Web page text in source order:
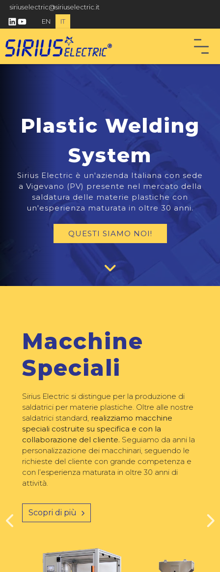
siriuselectric@siriuselectric.it
linkedin
youtube
EN IT
Plastic Welding
System
Sirius Electric è un'azienda Italiana con sede
a Vigevano (PV) presente nel mercato della
saldatura delle materie plastiche con
un'esperienza maturata in oltre 30 anni.
QUESTI SIAMO NOI!
Macchine
Speciali
Sirius Electric si distingue per la produzione di
saldatrici per materie plastiche. Oltre alle nostre
saldatrici standard, realizziamo macchine
speciali costruite su specifica e con la
collaborazione del cliente. Seguiamo da anni la
personalizzazione dei macchinari, seguendo le
richieste del cliente con grande competenza e
con l’esperienza maturata in oltre 30 anni di
attività.
Scopri di più